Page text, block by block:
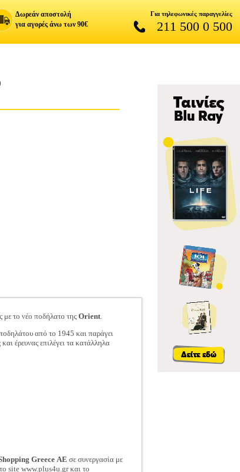
Δωρεάν αποστολή
για αγορές άνω των 90€
Για τηλεφωνικές παραγγελίες
211 500 0 500
με το νέο ποδήλατο της Orient.
από το 1945 και παράγει
έρευνας επιλέγει τα κατάλληλα
Greece ΑΕ σε συνεργασία με
site www.plus4u.gr και το